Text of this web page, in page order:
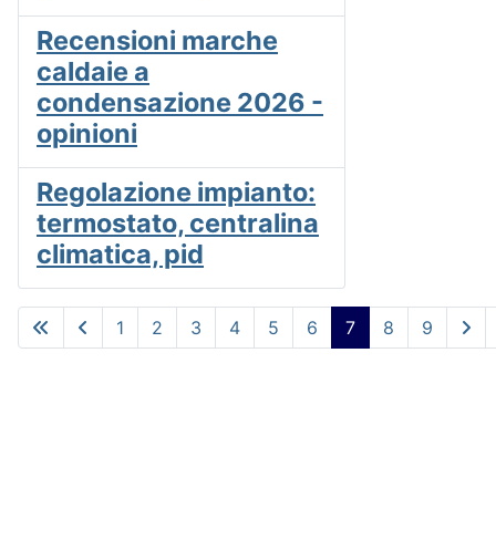
Recensioni marche
caldaie a
condensazione 2026 -
opinioni
Regolazione impianto:
termostato, centralina
climatica, pid
Pagina 7 di 9
1 2 3 4 5 6 7 8 9